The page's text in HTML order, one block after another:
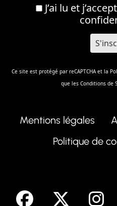
J’ai lu et
Ce site est protégé par reCAPTCHA et la
que les Conditions de
Mentions légales
Politique de
facebook